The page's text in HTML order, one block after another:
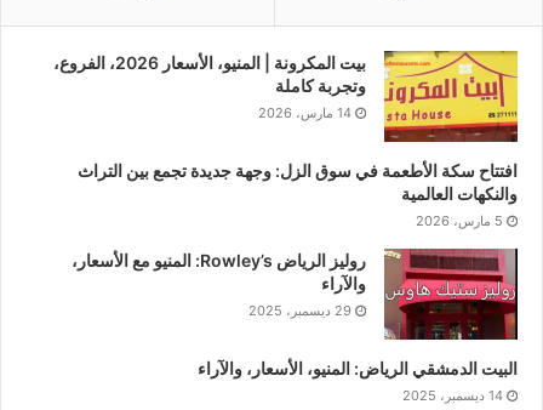
بيت المكرونة | المنيو، الأسعار 2026، الفروع،
وتجربة كاملة
14 مارس، 2026
افتتاح سكة الأطعمة في سوق الزل: وجهة جديدة تجمع بين التراث
والنكهات العالمية
5 مارس، 2026
روليز الرياض Rowley’s: المنيو مع الأسعار،
والآراء
29 ديسمبر، 2025
البيت الدمشقي الرياض: المنيو، الأسعار، والآراء
14 ديسمبر، 2025